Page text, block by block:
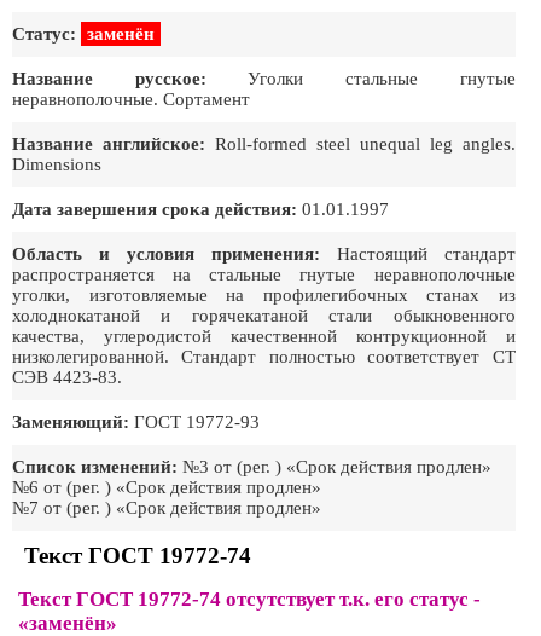
Статус: заменён
Название русское: Уголки стальные гнутые
неравнополочные. Сортамент
Название английское: Roll-formed steel unequal leg angles.
Dimensions
Дата завершения срока действия: 01.01.1997
Область и условия применения: Настоящий стандарт
распространяется на стальные гнутые неравнополочные
уголки, изготовляемые на профилегибочных станах из
холоднокатаной и горячекатаной стали обыкновенного
качества, углеродистой качественной контрукционной и
низколегированной. Стандарт полностью соответствует СТ
СЭВ 4423-83.
Заменяющий: ГОСТ 19772-93
Список изменений: №3 от (рег. ) «Срок действия продлен»
№6 от (рег. ) «Срок действия продлен»
№7 от (рег. ) «Срок действия продлен»
Текст ГОСТ 19772-74
Текст ГОСТ 19772-74 отсутствует т.к. его статус -
«заменён»